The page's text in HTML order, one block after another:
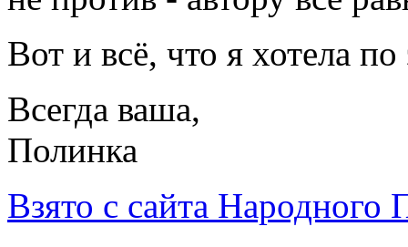
Вот и всё, что я хотела
Всегда ваша,
Полинка
Взято с сайта Народного